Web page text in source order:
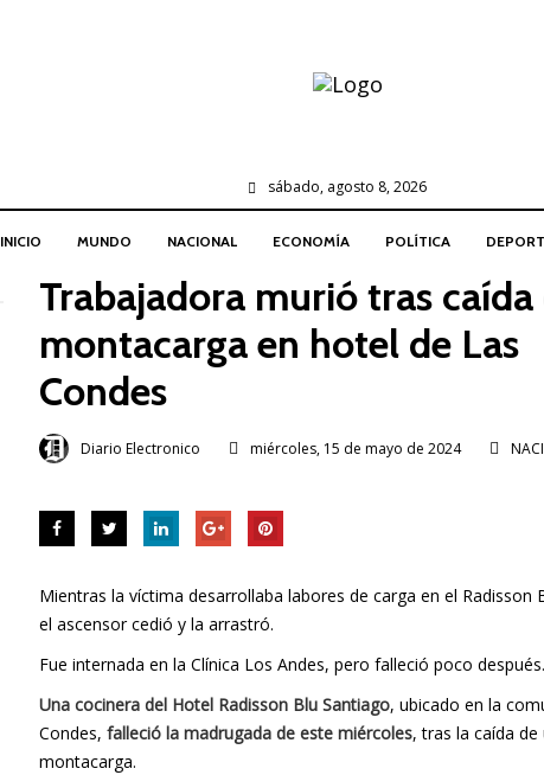
sábado, agosto 8, 2026
INICIO MUNDO NACIONAL ECONOMÍA POLÍTICA
Trabajadora murió tras caída
montacarga en hotel de Las
Condes
Diario Electronico miércoles, 15 de mayo de 2024
Mientras la víctima desarrollaba labores de carga en el Radisson
el ascensor cedió y la arrastró.
Fue internada en la Clínica Los Andes, pero falleció poco después.
Una cocinera del Hotel Radisson Blu Santiago, ubicado en la
Condes, falleció la madrugada de este miércoles, tras la caída
montacarga.